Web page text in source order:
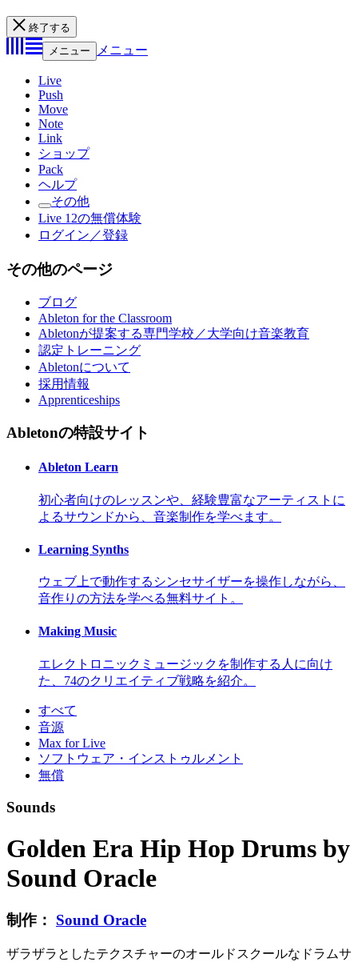
終了する
メニュー
メニュー
Live
Push
Move
Note
Link
ショップ
Pack
ヘルプ
その他
Live 12の無償体験
ログイン／登録
その他のページ
ブログ
Ableton for the Classroom
Abletonが提案する専門学校／大学向け音楽教育
認定トレーニング
Abletonについて
採用情報
Apprenticeships
Abletonの特設サイト
Ableton Learn
初心者向けのレッスンや、経験豊富なアーティストに
よるサウンドから、音楽制作を学べます。
Learning Synths
ウェブ上で動作するシンセサイザーを操作しながら、
音作りの方法を学べる無料サイト。
Making Music
エレクトロニックミュージックを制作する人に向け
た、74のクリエイティブ戦略を紹介。
すべて
音源
Max for Live
ソフトウェア・インストゥルメント
無償
Sounds
Golden Era Hip Hop Drums by
Sound Oracle
制作： Sound Oracle
ザラザラとしたテクスチャーのオールドスクールなドラムサ